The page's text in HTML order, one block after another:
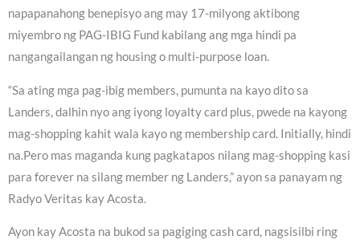
napapanahong benepisyo ang may 17-milyong aktibong
miyembro ng PAG-IBIG Fund kabilang ang mga hindi pa
nangangailangan ng housing o multi-purpose loan.
“Sa ating mga pag-ibig members, pumunta na kayo dito sa
Landers, dalhin nyo ang iyong loyalty card plus, pwede na kayong
mag-shopping kahit wala kayo ng membership card. Initially, hindi
na.Pero mas maganda kung pagkatapos nilang mag-shopping kasi
para forever na silang member ng Landers,” ayon sa panayam ng
Radyo Veritas kay Acosta.
Ayon kay Acosta na bukod sa pagiging cash card, nagsisilbi ring